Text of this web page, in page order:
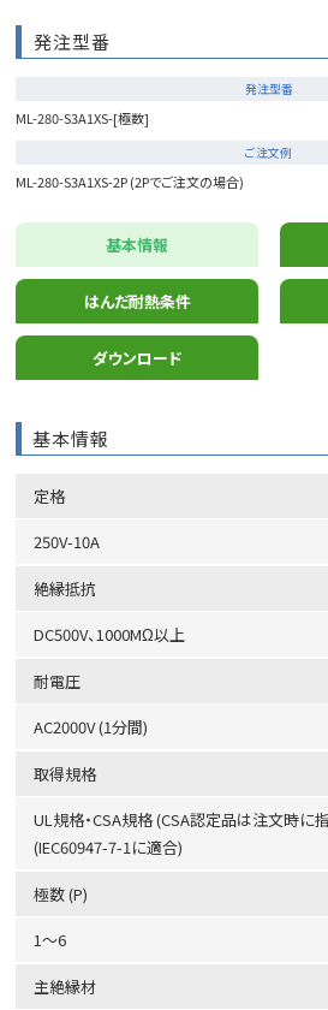
発注型番
発注型番
ML-280-S3A1XS-[極数]
ご注文例
ML-280-S3A1XS-2P (2Pでご注文の場合)
基本情報
はんだ耐熱条件
ダウンロード
基本情報
定格
250V-10A
絶縁抵抗
DC500V、1000MΩ以上
耐電圧
AC2000V (1分間)
取得規格
UL規格・CSA規格 (CSA認定品は注文時に
(IEC60947-7-1に適合)
極数 (P)
1～6
主絶縁材